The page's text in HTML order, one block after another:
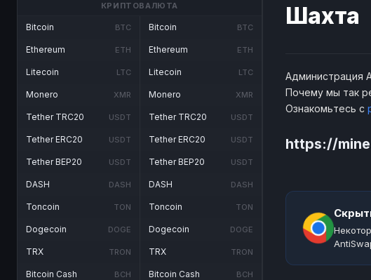
КРИПТОВАЛЮТА
Bitcoin BTC
Ethereum ETH
Litecoin LTC
Monero XMR
Tether TRC20 USDT
Tether ERC20 USDT
Tether BEP20 USDT
DASH DASH
Toncoin TON
Dogecoin DOGE
TRX TRON
Bitcoin Cash BCH
Bitcoin BTC
Ethereum ETH
Litecoin LTC
Monero XMR
Tether TRC20 USDT
Tether ERC20 USDT
Tether BEP20 USDT
DASH DASH
Toncoin TON
Dogecoin DOGE
TRX TRON
Bitcoin Cash BCH
Шахта
Администрация
Почему мы так
Ознакомьтесь с
https://